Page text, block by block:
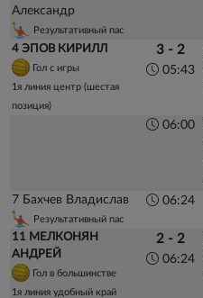
Александр
Результативный пас
4 ЭПОВ КИРИЛЛ
Гол с игры
1я линия центр (шестая
позиция)
3 - 2
05:43
06:00
7 Бахчев Владислав
Результативный пас
06:24
11 МЕЛКОНЯН
АНДРЕЙ
Гол в большинстве
1я линия удобный край
2 - 2
06:24